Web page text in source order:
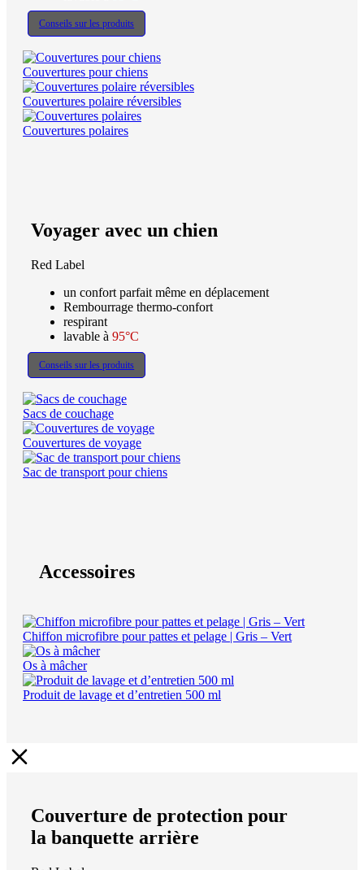
Conseils sur les produits
Couvertures pour chiens
Couvertures polaire réversibles
Couvertures polaires
Voyager avec un chien
Red Label
un confort parfait même en déplacement
Rembourrage thermo-confort
respirant
lavable à 95°C
Conseils sur les produits
Sacs de couchage
Couvertures de voyage
Sac de transport pour chiens
Accessoires
Chiffon microfibre pour pattes et pelage | Gris – Vert
Os à mâcher
Produit de lavage et d’entretien 500 ml
Couverture de protection pour
la banquette arrière